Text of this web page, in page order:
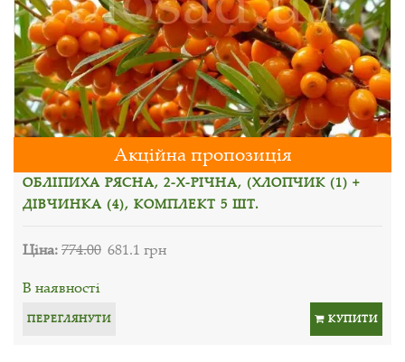
Акційна пропозиція
ОБЛІПИХА РЯСНА, 2-Х-РІЧНА, (ХЛОПЧИК (1) +
ДІВЧИНКА (4), КОМПЛЕКТ 5 ШТ.
Ціна:774.00 681.1 грн
В наявності
ПЕРЕГЛЯНУТИ КУПИТИ